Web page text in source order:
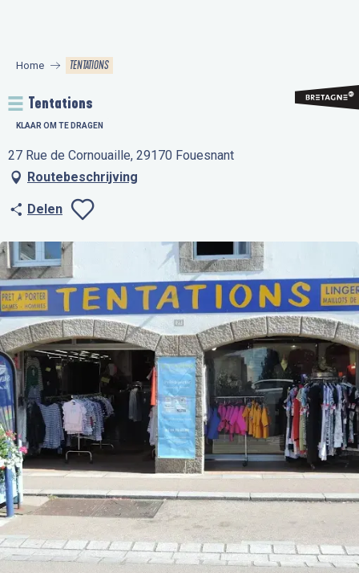
principal
Home TENTATIONS
Tentations
KLAAR OM TE DRAGEN
27 Rue de Cornouaille, 29170 Fouesnant
Routebeschrijving
Delen
Ajouter aux